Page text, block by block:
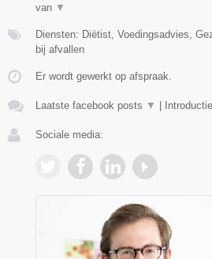
van ▼
Diensten: Diëtist, Voedingsadvies,
bij afvallen
Er wordt gewerkt op afspraak.
Laatste facebook posts ▼ |
Sociale media: